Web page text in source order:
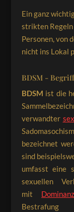
Ein ganz
strikten
Personen, von
nicht ins Lokal
BDSM -
BDSM ist die
verwandter
bezeichnet
sind
umfasst eine
sexuellen
mit Dominanz
Bestrafung